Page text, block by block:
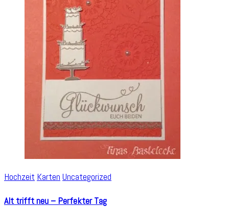
Hochzeit Karten Uncategorized
Alt trifft neu – Perfekter Tag